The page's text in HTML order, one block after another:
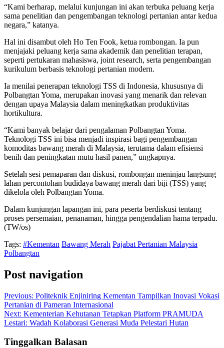
“Kami berharap, melalui kunjungan ini akan terbuka peluang kerja
sama penelitian dan pengembangan teknologi pertanian antar kedua
negara,” katanya.
Hal ini disambut oleh Ho Ten Fook, ketua rombongan. Ia pun
menjajaki peluang kerja sama akademik dan penelitian terapan,
seperti pertukaran mahasiswa, joint research, serta pengembangan
kurikulum berbasis teknologi pertanian modern.
Ia menilai penerapan teknologi TSS di Indonesia, khususnya di
Polbangtan Yoma, merupakan inovasi yang menarik dan relevan
dengan upaya Malaysia dalam meningkatkan produktivitas
hortikultura.
“Kami banyak belajar dari pengalaman Polbangtan Yoma.
Teknologi TSS ini bisa menjadi inspirasi bagi pengembangan
komoditas bawang merah di Malaysia, terutama dalam efisiensi
benih dan peningkatan mutu hasil panen,” ungkapnya.
Setelah sesi pemaparan dan diskusi, rombongan meninjau langsung
lahan percontohan budidaya bawang merah dari biji (TSS) yang
dikelola oleh Polbangtan Yoma.
Dalam kunjungan lapangan ini, para peserta berdiskusi tentang
proses persemaian, penanaman, hingga pengendalian hama terpadu.
(TW/os)
Tags: #Kementan Bawang Merah Pajabat Pertanian Malaysia
Polbangtan
Post navigation
Previous: Politeknik Enjiniring Kementan Tampilkan Inovasi Vokasi
Pertanian di Pameran Internasional
Next: Kementerian Kehutanan Tetapkan Platform PRAMUDA
Lestari: Wadah Kolaborasi Generasi Muda Pelestari Hutan
Tinggalkan Balasan